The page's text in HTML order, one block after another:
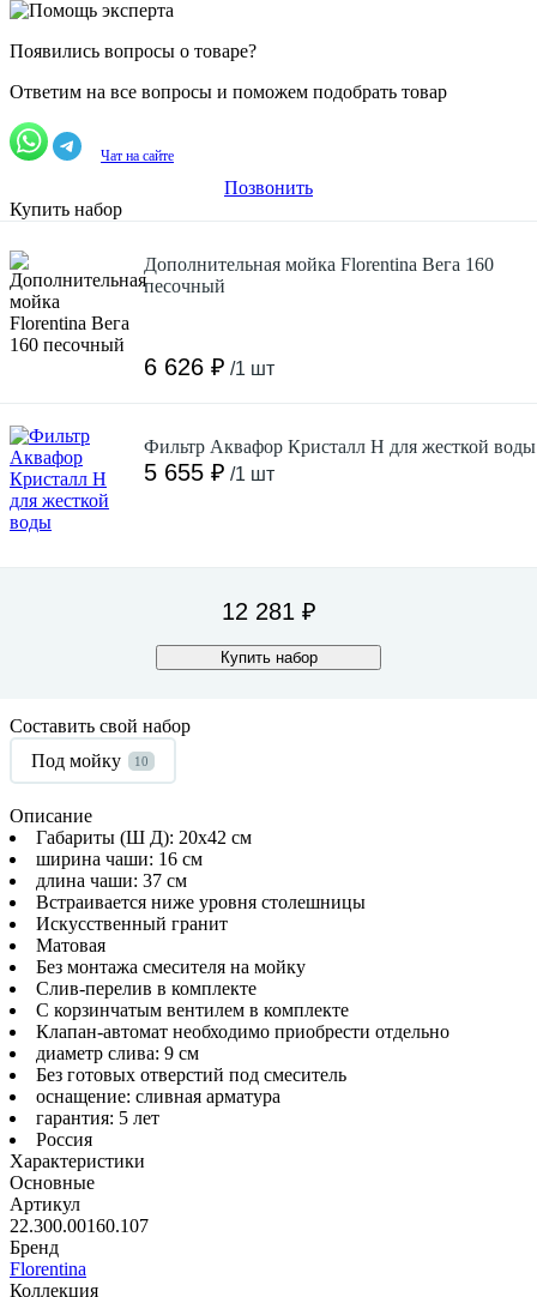
Появились вопросы о товаре?
Ответим на все вопросы и поможем подобрать товар
Чат на сайте
Позвонить
Купить набор
Дополнительная мойка Florentina Вега 160
песочный
6 626 ₽ /1 шт
Фильтр Аквафор Кристалл Н для жесткой воды
5 655 ₽ /1 шт
12 281 ₽
Купить набор
Составить свой набор
Под мойку
10
Описание
Габариты (Ш Д): 20x42 см
ширина чаши: 16 см
длина чаши: 37 см
Встраивается ниже уровня столешницы
Искусственный гранит
Матовая
Без монтажа смесителя на мойку
Слив-перелив в комплекте
С корзинчатым вентилем в комплекте
Клапан-автомат необходимо приобрести отдельно
диаметр слива: 9 см
Без готовых отверстий под смеситель
оснащение: сливная арматура
гарантия: 5 лет
Россия
Характеристики
Основные
Артикул
22.300.00160.107
Бренд
Florentina
Коллекция